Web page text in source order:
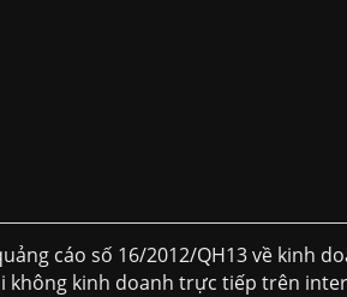
cáo số 16/2012/QH13 về kinh
kinh doanh trực tiếp trên